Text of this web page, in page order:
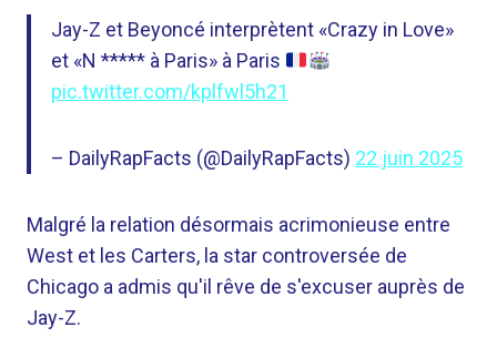
Jay-Z et Beyoncé interprètent «Crazy in Love»
et «N ***** à Paris» à Paris
pic.twitter.com/kplfwl5h21
– DailyRapFacts (@DailyRapFacts) 22 juin 2025
Malgré la relation désormais acrimonieuse entre
West et les Carters, la star controversée de
Chicago a admis qu'il rêve de s'excuser auprès de
Jay-Z.